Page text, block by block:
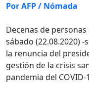
Por AFP / Nómada
Decenas de
sábado (22.08.2020)
la renuncia del
gestión de la crisis
pandemia del COVID-